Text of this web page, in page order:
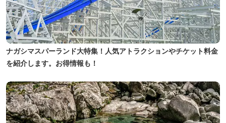
ナガシマスパーランド大特集！人気アトラクションやチケット料金
を紹介します。お得情報も！